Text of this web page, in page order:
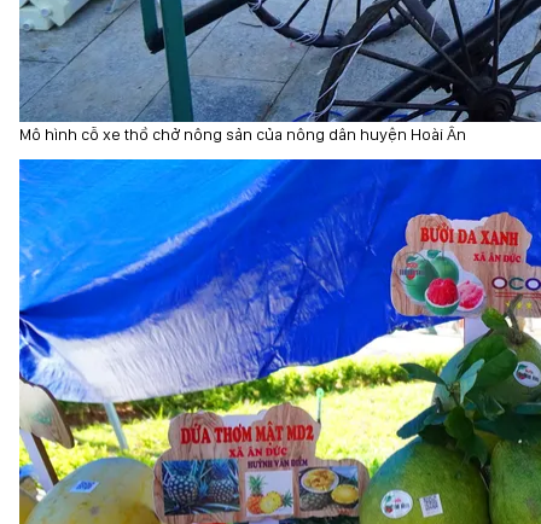
Mô hình cỗ xe thồ chở nông sản của nông dân huyện Hoài Ân